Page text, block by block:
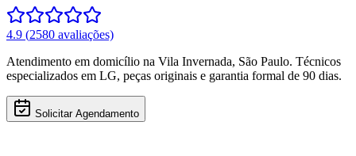
4.9 (2580 avaliações)
Atendimento em domicílio na Vila Invernada, São Paulo. Técnicos
especializados em LG, peças originais e garantia formal de 90 dias.
Solicitar Agendamento